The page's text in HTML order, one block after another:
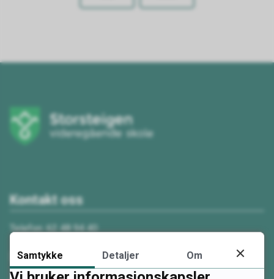
Kontakt oss
Telefon: 62 48 94 40
Send e-post
Samtykke Detaljer Om